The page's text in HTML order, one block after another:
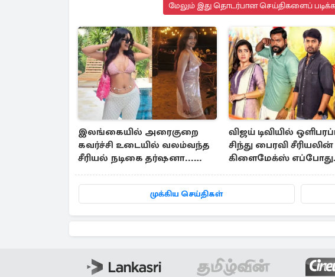
மேலும் இது தொடர்பான செய்திகளைப்
இலங்கையில் அரைகுறை
கவர்ச்சி உடையில் வலம்வந்த
சீரியல் நடிகை தர்ஷனா...
விஜய் டிவியில்
சிந்து பைரவி சீரியலின்
கிளைமேக்ஸ் எப்போது
முக்கிய செய்திகள்